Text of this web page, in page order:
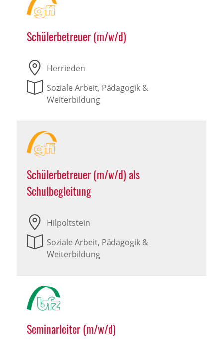
Schülerbetreuer (m/w/d)
Herrieden
Soziale Arbeit, Pädagogik &
Weiterbildung
Schülerbetreuer (m/w/d) als
Schulbegleitung
Hilpoltstein
Soziale Arbeit, Pädagogik &
Weiterbildung
Seminarleiter (m/w/d)